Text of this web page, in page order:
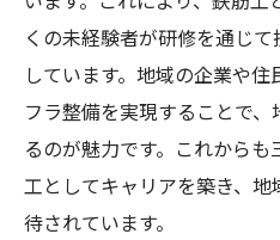
くの未経験者が研修を通じ
しています。地域の企業や
フラ整備を実現することで
るのが魅力です。これから
工としてキャリアを築き、
待されています。